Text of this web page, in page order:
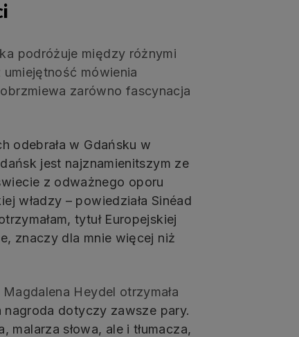
podróżuje między różnymi
mówienia
zarówno fascynacja
odebrała w Gdańsku w
jest najznamienitszym ze
z odważnego oporu
władzy – powiedziała Sinéad
tytuł Europejskiej
znaczy dla mnie więcej niż
Heydel otrzymała
nagroda dotyczy zawsze pary.
słowa, ale i tłumacza,